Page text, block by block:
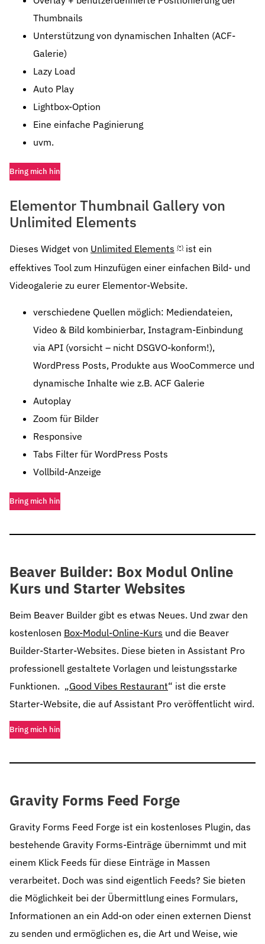
Thumbnails
Unterstützung von dynamischen Inhalten (ACF-
Galerie)
Lazy Load
Auto Play
Lightbox-Option
Eine einfache Paginierung
uvm.
Bring mich hin
Elementor Thumbnail Gallery von
Unlimited Elements
Dieses Widget von Unlimited Elements (*) ist ein
effektives Tool zum Hinzufügen einer einfachen Bild- und
Videogalerie zu eurer Elementor-Website.
verschiedene Quellen möglich: Mediendateien,
Video & Bild kombinierbar, Instagram-Einbindung
via API (vorsicht – nicht DSGVO-konform!),
WordPress Posts, Produkte aus WooCommerce und
dynamische Inhalte wie z.B. ACF Galerie
Autoplay
Zoom für Bilder
Responsive
Tabs Filter für WordPress Posts
Vollbild-Anzeige
Bring mich hin
Beaver Builder: Box Modul Online
Kurs und Starter Websites
Beim Beaver Builder gibt es etwas Neues. Und zwar den
kostenlosen Box-Modul-Online-Kurs und die Beaver
Builder-Starter-Websites. Diese bieten in Assistant Pro
professionell gestaltete Vorlagen und leistungsstarke
Funktionen. „Good Vibes Restaurant“ ist die erste
Starter-Website, die auf Assistant Pro veröffentlicht wird.
Bring mich hin
Gravity Forms Feed Forge
Gravity Forms Feed Forge ist ein kostenloses Plugin, das
bestehende Gravity Forms-Einträge übernimmt und mit
einem Klick Feeds für diese Einträge in Massen
verarbeitet. Doch was sind eigentlich Feeds? Sie bieten
die Möglichkeit bei der Übermittlung eines Formulars,
Informationen an ein Add-on oder einen externen Dienst
zu senden und ermöglichen es, die Art und Weise, wie